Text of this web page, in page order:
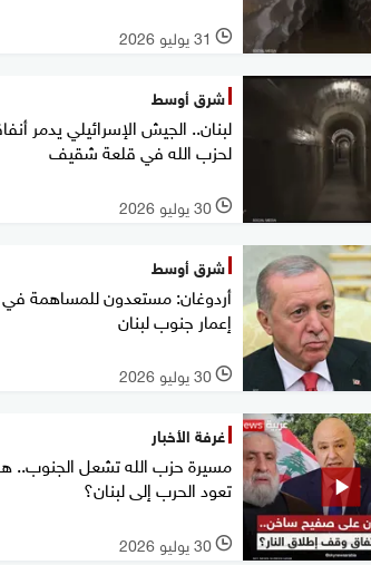
l 31 يوليو 2026
شرق أوسط
لبنان.. الجيش الإسرائيلي يدمر
لحزب الله في قلعة شقيف
l 30 يوليو 2026
شرق أوسط
أردوغان: مستعدون للمساهمة في
إعمار جنوب لبنان
l 30 يوليو 2026
غرفة الأخبار
مسيرة حزب الله تشعل الجنوب..
تعود الحرب إلى لبنان؟
l 30 يوليو 2026